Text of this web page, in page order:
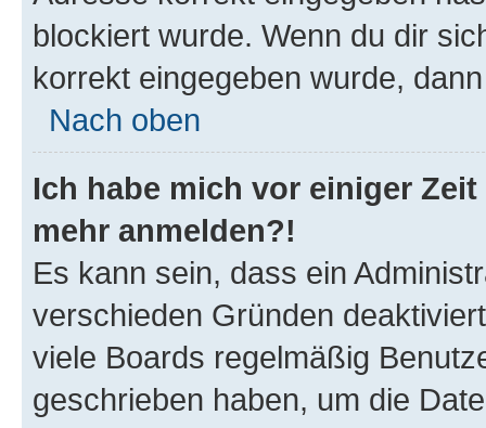
blockiert wurde. Wenn du dir
korrekt eingegeben wurde,
Nach oben
Ich habe mich vor einiger
mehr anmelden?!
Es kann sein, dass ein
verschieden Gründen
viele Boards regelmäßig
geschrieben haben, um die